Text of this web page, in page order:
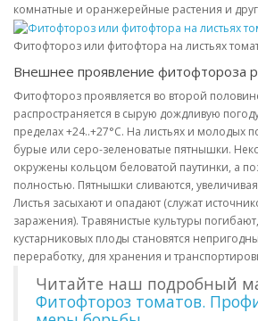
комнатные и оранжерейные растения и
Фитофтороз или фитофтора на листьях
Внешнее проявление фитофтороза
Фитофтороз проявляется во второй
распространяется в сырую дождливую
пределах +24..+27°С. На листьях и молодых
бурые или серо-зеленоватые пятнышки.
окружены кольцом беловатой паутинки, а
полностью. Пятнышки сливаются,
Листья засыхают и опадают (служат
заражения). Травянистые культуры
кустарниковых плоды становятся
переработку, для хранения и
Читайте наш подробный
Фитофтороз томатов.